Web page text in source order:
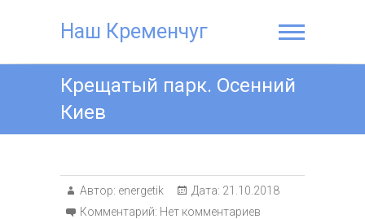
Наш Кременчуг
Крещатый парк. Осенний
Киев
Автор: energetik Дата: 21.10.2018
Комментарий: Нет комментариев